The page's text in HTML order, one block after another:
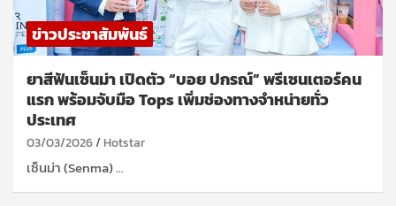
ข่าวประชาสัมพันธ์
ยาสีฟันเซ็นม่า เปิดตัว “บอย ปกรณ์” พรีเซนเตอร์คน
แรก พร้อมจับมือ Tops เพิ่มช่องทางจำหน่ายทั่ว
ประเทศ
03/03/2026 Hotstar
เซ็นม่า (Senma) …